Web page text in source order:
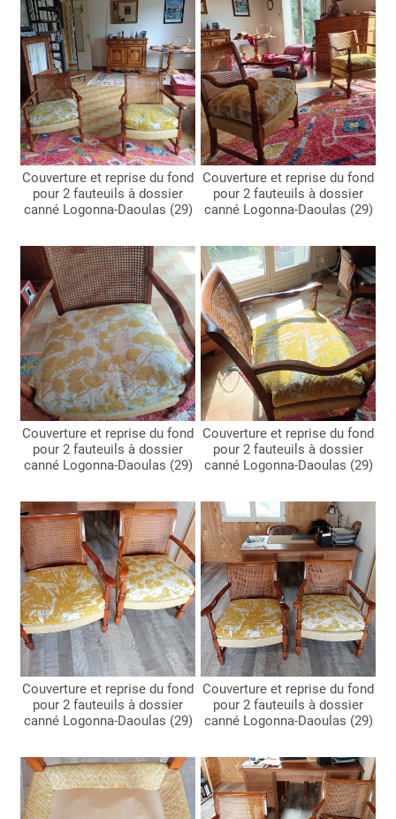
Couverture et reprise du fond
pour 2 fauteuils à dossier
canné Logonna-Daoulas (29)
Couverture et reprise du fond
pour 2 fauteuils à dossier
canné Logonna-Daoulas (29)
Couverture et reprise du fond
pour 2 fauteuils à dossier
canné Logonna-Daoulas (29)
Couverture et reprise du fond
pour 2 fauteuils à dossier
canné Logonna-Daoulas (29)
Couverture et reprise du fond
pour 2 fauteuils à dossier
canné Logonna-Daoulas (29)
Couverture et reprise du fond
pour 2 fauteuils à dossier
canné Logonna-Daoulas (29)